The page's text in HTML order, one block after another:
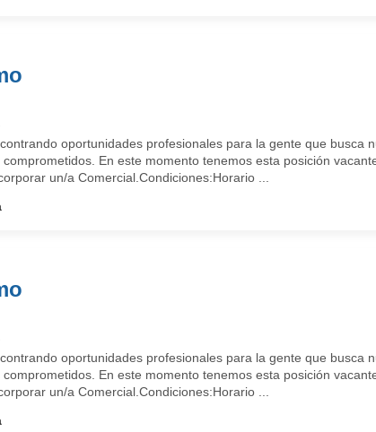
oportunidades profesionales para la gente que busca
En este momento tenemos esta posición
un/a Comercial.Condiciones:Horario ...
oportunidades profesionales para la gente que busca
En este momento tenemos esta posición
un/a Comercial.Condiciones:Horario ...